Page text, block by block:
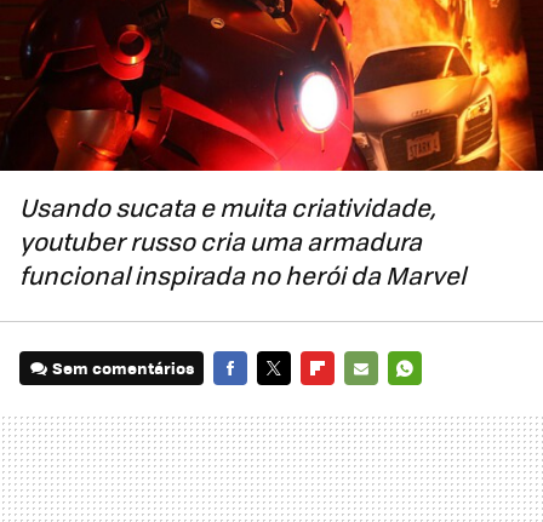
Usando sucata e muita criatividade,
youtuber russo cria uma armadura
funcional inspirada no herói da Marvel
Sem comentários
MAIL